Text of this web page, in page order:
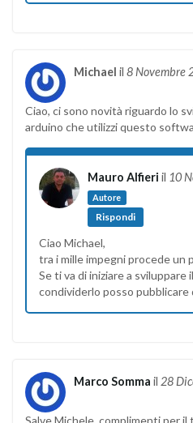
Michael il 8 Novembre
Ciao, ci sono novità riguardo lo
arduino che utilizzi questo
Mauro Alfieri il 10
Autore
Rispondi
Ciao Michael,
tra i mille impegni procede un
Se ti va di iniziare a
condividerlo posso pubblicare
Marco Somma il 28